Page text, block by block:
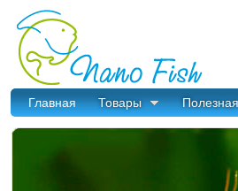
Главная Товары